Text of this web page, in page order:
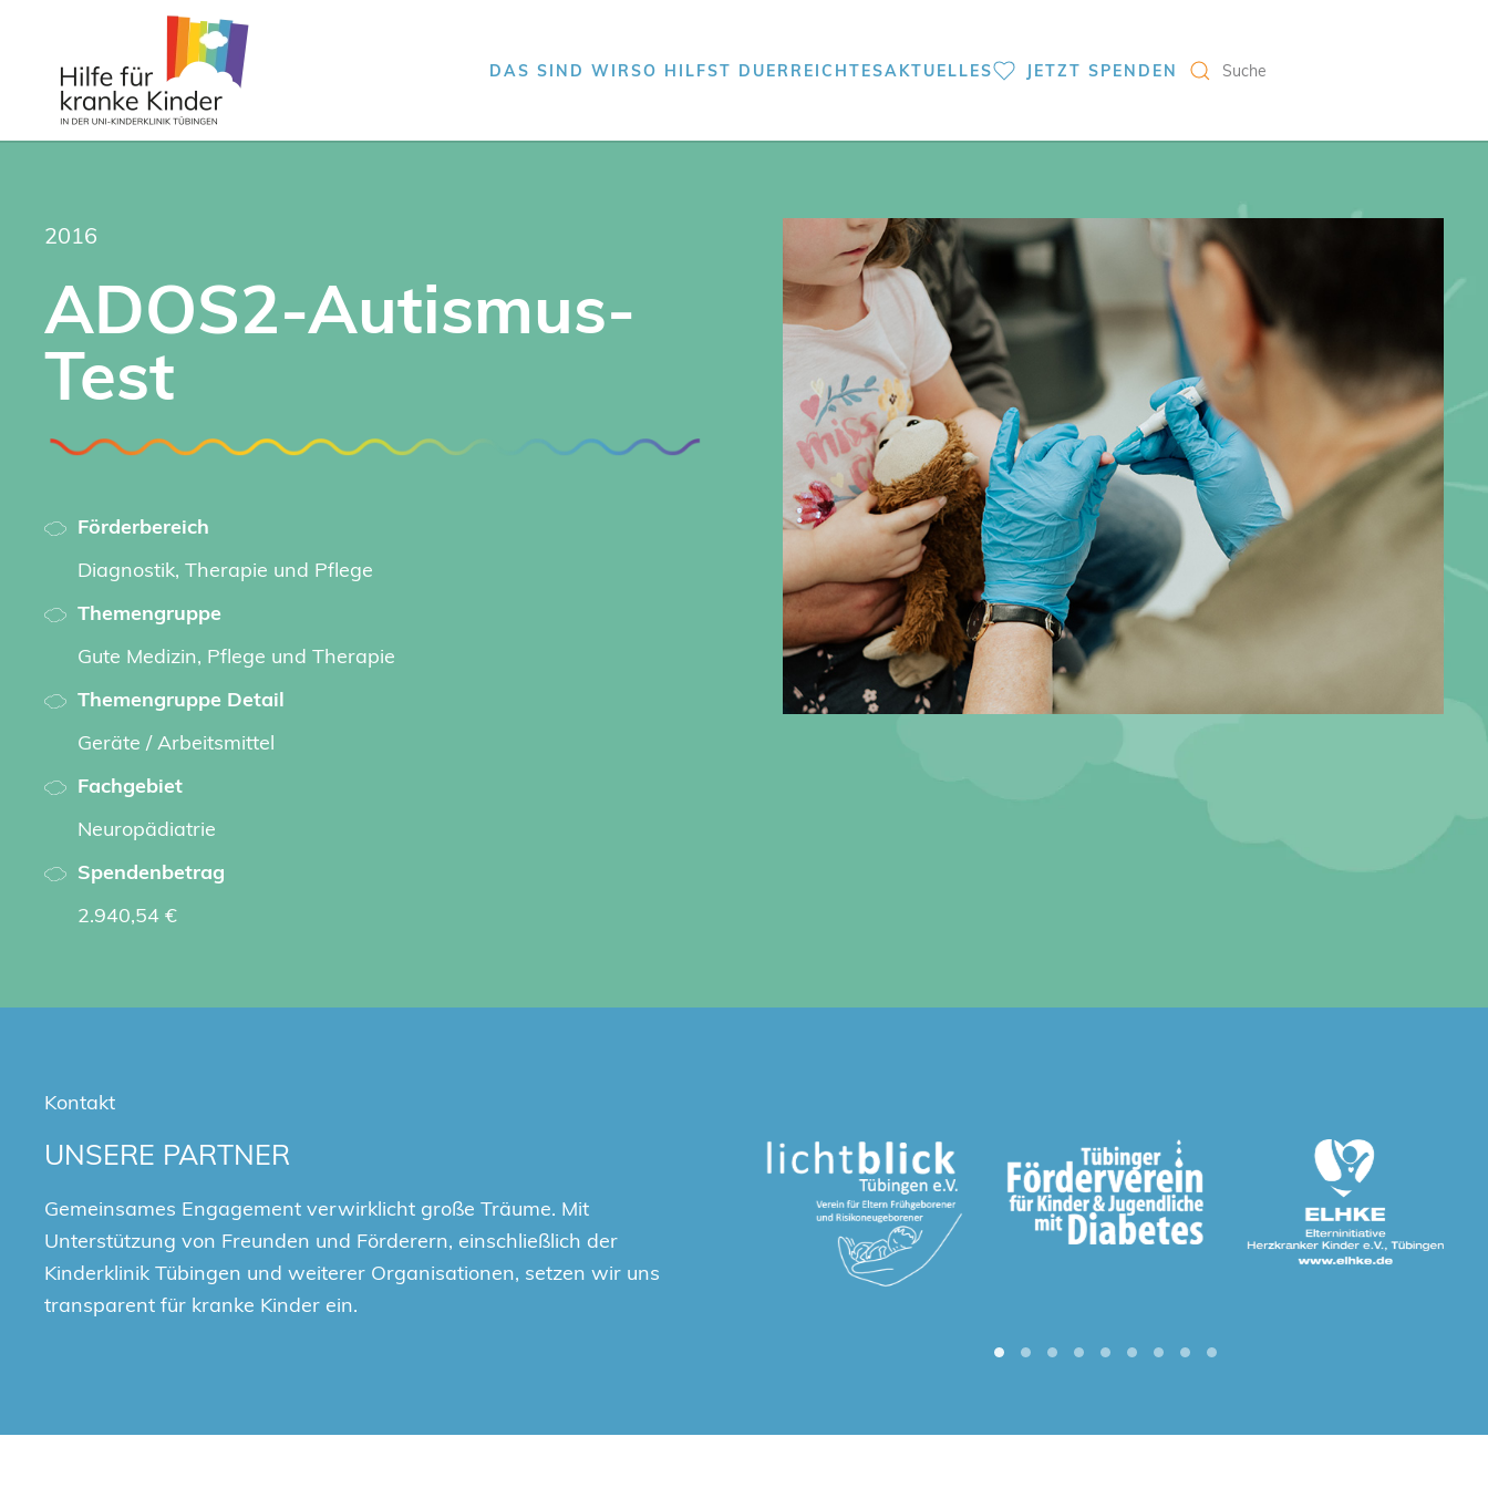
DAS SIND WIRSO HILFST DUERREICHTESAKTUELLES JETZT SPENDEN
2016
ADOS2-Autismus-
Test
Förderbereich
Diagnostik, Therapie und Pflege
Themengruppe
Gute Medizin, Pflege und Therapie
Themengruppe Detail
Geräte / Arbeitsmittel
Fachgebiet
Neuropädiatrie
Spendenbetrag
2.940,54 €
Kontakt
UNSERE PARTNER
Gemeinsames Engagement verwirklicht große Träume. Mit
Unterstützung von Freunden und Förderern, einschließlich der
Kinderklinik Tübingen und weiterer Organisationen, setzen wir uns
transparent für kranke Kinder ein.